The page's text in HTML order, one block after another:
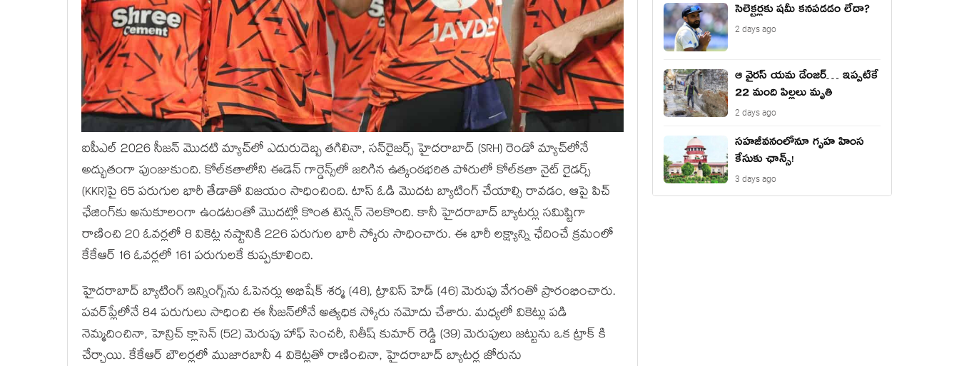
ఐపీఎల్ 2026 సీజన్ మొదటి మ్యాచ్‌లో ఎదురుదెబ్బ తగిలినా, సన్‌రైజర్స్ హైదరాబాద్ (SRH) రెండో మ్యాచ్‌లోనే
అద్భుతంగా పుంజుకుంది. కోల్‌కతాలోని ఈడెన్ గార్డెన్స్‌లో జరిగిన ఉత్కంఠభరిత పోరులో కోల్‌కతా నైట్ రైడర్స్
(KKR)పై 65 పరుగుల భారీ తేడాతో విజయం సాధించింది. టాస్ ఓడి మొదట బ్యాటింగ్ చేయాల్సి రావడం, ఆపై పిచ్
ఛేజింగ్‌కు అనుకూలంగా ఉండటంతో మొదట్లో కొంత టెన్షన్ నెలకొంది. కానీ హైదరాబాద్ బ్యాటర్లు సమిష్టిగా
రాణించి 20 ఓవర్లలో 8 వికెట్ల నష్టానికి 226 పరుగుల భారీ స్కోరు సాధించారు. ఈ భారీ లక్ష్యాన్ని ఛేదించే క్రమంలో
కేకేఆర్ 16 ఓవర్లలో 161 పరుగులకే కుప్పకూలింది.
హైదరాబాద్ బ్యాటింగ్ ఇన్నింగ్స్‌ను ఓపెనర్లు అభిషేక్ శర్మ (48), ట్రావిస్ హెడ్ (46) మెరుపు వేగంతో ప్రారంభించారు.
పవర్‌ప్లేలోనే 84 పరుగులు సాధించి ఈ సీజన్‌లోనే అత్యధిక స్కోరు నమోదు చేశారు. మధ్యలో వికెట్లు పడి
నెమ్మదించినా, హెన్రిచ్ క్లాసెన్ (52) మెరుపు హాఫ్ సెంచరీ, నితీష్ కుమార్ రెడ్డి (39) మెరుపులు జట్టును ఒక ట్రాక్ కి
చేర్చాయి. కేకేఆర్ బౌలర్లలో ముజారబానీ 4 వికెట్లతో రాణించినా, హైదరాబాద్ బ్యాటర్ల జోరును
సెలెక్టర్లకు షమీ కనపడడం లేదా?
2 days ago
ఆ వైరస్ యమ డేంజర్… ఇప్పటికే
22 మంది పిల్లలు మృతి
2 days ago
సహజీవనంలోనూ గృహ హింస
కేసుకు ఛాన్స్!
3 days ago